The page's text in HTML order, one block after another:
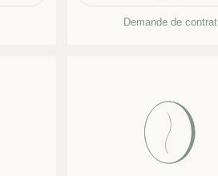
Demande de contrat